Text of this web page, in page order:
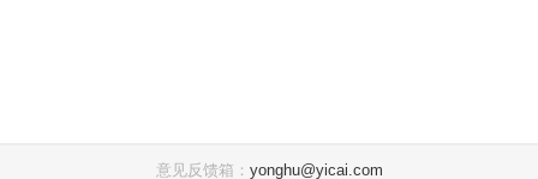
意见反馈箱： yonghu@yicai.com